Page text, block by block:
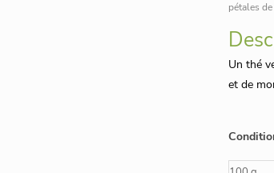
pétales
Un thé
et de